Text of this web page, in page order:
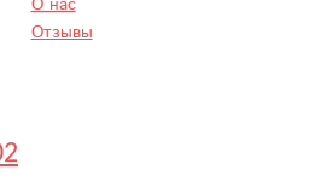
О нас
Отзывы